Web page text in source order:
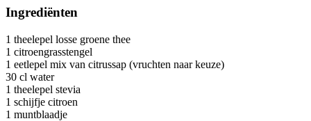
Ingrediënten
1 theelepel losse groene thee
1 citroengrasstengel
1 eetlepel mix van citrussap (vruchten naar keuze)
30 cl water
1 theelepel stevia
1 schijfje citroen
1 muntblaadje